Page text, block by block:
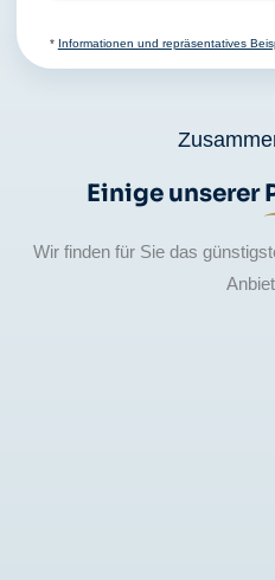
* Informationen und repräsentatives
Einige unserer
Wir finden für Sie das